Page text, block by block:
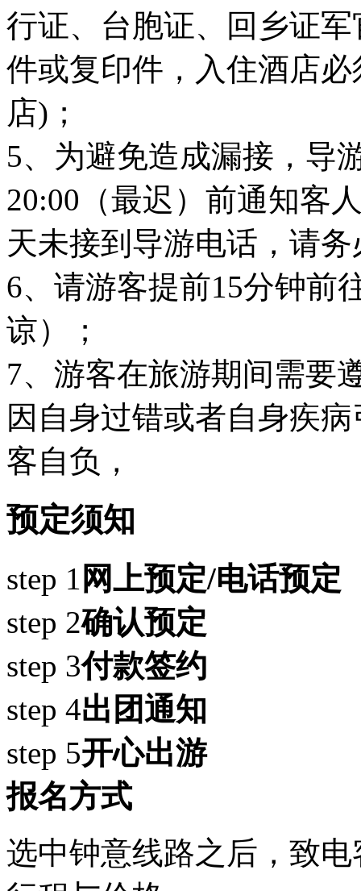
行证、台胞证、回乡证
件或复印件，入住酒店
店)；
5、为避免造成漏接，导
20:00（最迟）前通知客
天未接到导游电话，请
6、请游客提前15分钟前
谅）；
7、游客在旅游期间需要
因自身过错或者自身疾
客自负，
预定须知
step 1 网上预定/电话预定
step 2确认预定
step 3付款签约
step 4出团通知
step 5开心出游
报名方式
选中钟意线路之后，致